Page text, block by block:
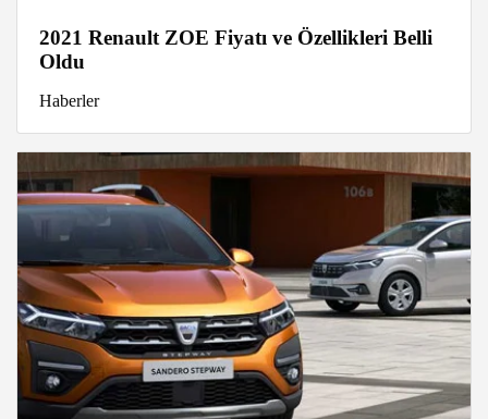
2021 Renault ZOE Fiyatı ve Özellikleri Belli
Oldu
Haberler